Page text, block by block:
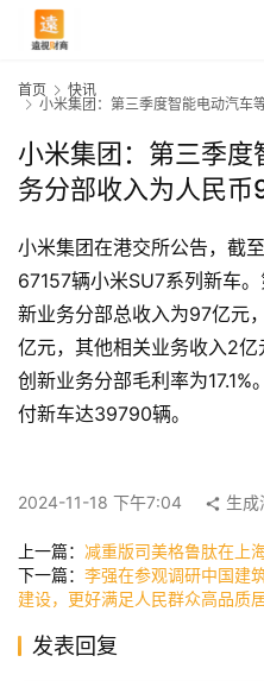
首
页
讯
公
首页
快讯
小米集团：第三季度智能电动汽车
小米集团：第三季度
务分部收入为人民币
小米集团在港交所公告，截
67157辆小米SU7系列新车
新业务分部总收入为97亿元
亿元，其他相关业务收入2
创新业务分部毛利率为
付新车达39790辆。
2024-11-18 下午7:04 生成
上一篇： 减重版司美格鲁肽在上
下一篇： 李强在参观调研中国建
建设，更好满足人民群众高品质
发表回复